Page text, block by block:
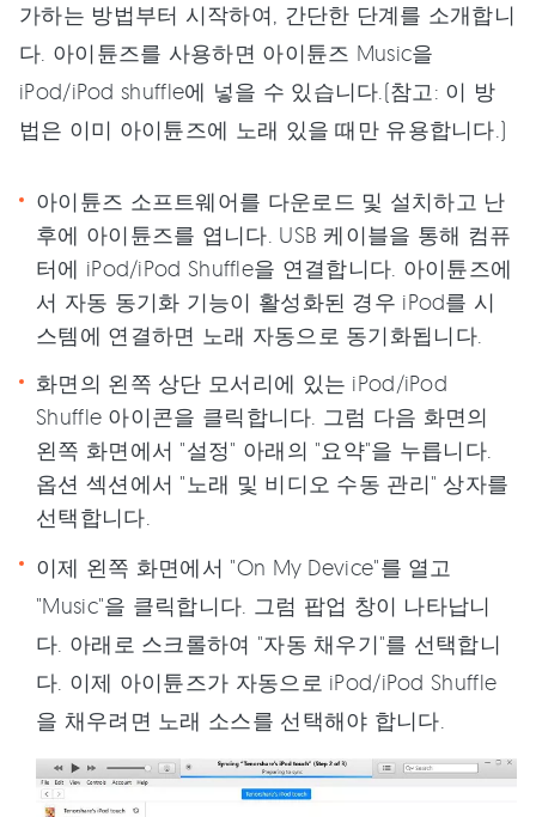
가하는 방법부터 시작하여, 간단한 단계를 소개합니
다. 아이튠즈를 사용하면 아이튠즈 Music을
iPod/iPod shuffle에 넣을 수 있습니다.(참고: 이 방
법은 이미 아이튠즈에 노래 있을 때만 유용합니다.)
아이튠즈 소프트웨어를 다운로드 및 설치하고 난
후에 아이튠즈를 엽니다. USB 케이블을 통해 컴퓨
터에 iPod/iPod Shuffle을 연결합니다. 아이튠즈에
서 자동 동기화 기능이 활성화된 경우 iPod를 시
스템에 연결하면 노래 자동으로 동기화됩니다.
화면의 왼쪽 상단 모서리에 있는 iPod/iPod
Shuffle 아이콘을 클릭합니다. 그럼 다음 화면의
왼쪽 화면에서 "설정" 아래의 "요약"을 누릅니다.
옵션 섹션에서 "노래 및 비디오 수동 관리" 상자를
선택합니다.
이제 왼쪽 화면에서 "On My Device"를 열고
"Music"을 클릭합니다. 그럼 팝업 창이 나타납니
다. 아래로 스크롤하여 "자동 채우기"를 선택합니
다. 이제 아이튠즈가 자동으로 iPod/iPod Shuffle
을 채우려면 노래 소스를 선택해야 합니다.